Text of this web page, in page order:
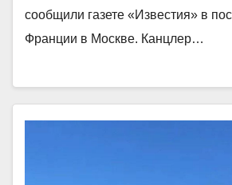
сообщили газете «Известия» в
Франции в Москве. Канцлер…